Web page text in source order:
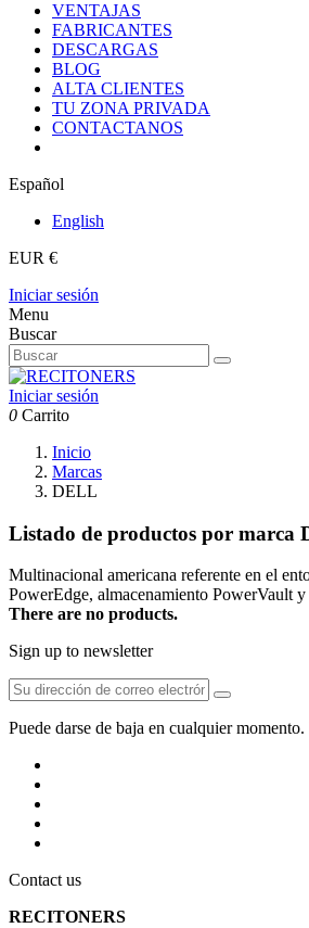
VENTAJAS
FABRICANTES
DESCARGAS
BLOG
ALTA CLIENTES
TU ZONA PRIVADA
CONTACTANOS
Español
English
EUR €
Iniciar sesión
Menu
Buscar
Iniciar sesión
0 Carrito
Inicio
Marcas
DELL
Listado de productos por marca
Multinacional americana referente en el
PowerEdge, almacenamiento PowerVault
There are no products.
Sign up to newsletter
Puede darse de baja en cualquier
Contact us
RECITONERS